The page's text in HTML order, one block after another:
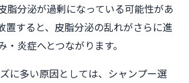
脂分泌が過剰になっている可能性があ
置すると、皮脂分泌の乱れがさらに進
・炎症へとつながります。
に多い原因としては、シャンプー選